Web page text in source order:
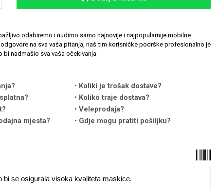
odabiremo i nudimo samo najnovije i najpopularnije mobilne
na sva vaša pitanja, naš tim korisničke podrške profesionalno je
nadmašio sva vaša očekivanja.
Koliki je trošak dostave?
Koliko traje dostava?
Veleprodaja?
mjesta?
Gdje mogu pratiti pošiljku?
bi se osigurala visoka kvaliteta maskice.